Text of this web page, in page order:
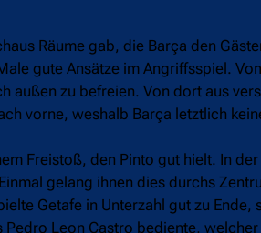
Räume gab, die Barça den
gute Ansätze im Angriffsspiel.
außen zu befreien. Von dort aus
vorne, weshalb Barça letztlich
Freistoß, den Pinto gut hielt. In
gelang ihnen dies durchs
Getafe in Unterzahl gut zu Ende,
Leon Castro bediente,